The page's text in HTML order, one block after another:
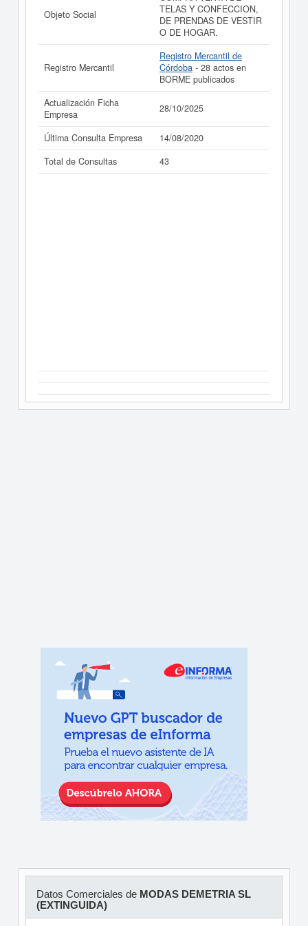
Objeto Social
TELAS Y CONFECCION,
DE PRENDAS DE VESTIR
O DE HOGAR.
Registro Mercantil
Registro Mercantil de
Córdoba - 28 actos en
BORME publicados
Actualización Ficha
Empresa
28/10/2025
Última Consulta Empresa
14/08/2020
Total de Consultas
43
Datos Comerciales de MODAS DEMETRIA SL
(EXTINGUIDA)